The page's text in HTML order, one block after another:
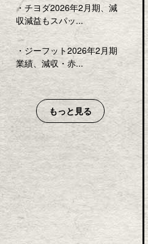
・チヨダ2026年2月期、減
収減益もスパッ...
・ ジーフット2026年2月期
業績、減収・赤...
もっと見る